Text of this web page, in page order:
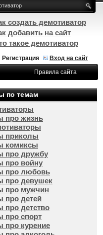
Регистрация
Вход на сайт
Правила сайта
по темам
про жизнь
приколы
комиксы
про дружбу
про войну
про любовь
про девушек
про мужчин
про детей
про детство
про спорт
про курение
создать демотиватор
добавить на сайт
такое демотиватор